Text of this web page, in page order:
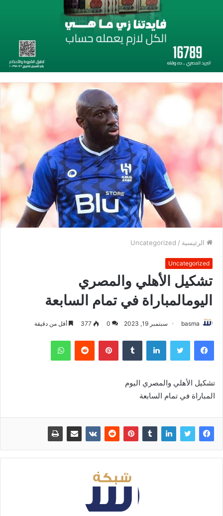
الرئيسية /
Uncategorized
Uncategorized
تشكيل الأهلي والمصري
اليومالمباراة في تمام السابعة
basma سبتمبر 19, 2023 0
377 أقل من دقيقة
فيسبوك تويتر لينكدإن بينتيريست واتساب
تشكيل الأهلي والمصري اليوم
المباراة في تمام السابعة